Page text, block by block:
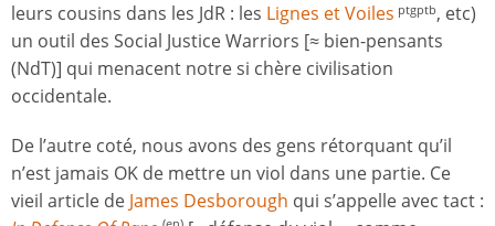
leurs cousins dans les JdR : les Lignes et Voiles ptgptb, etc)
un outil des Social Justice Warriors [≈ bien-pensants
(NdT)] qui menacent notre si chère civilisation
occidentale.
De l’autre coté, nous avons des gens rétorquant qu’il
n’est jamais OK de mettre un viol dans une partie. Ce
vieil article de James Desborough qui s’appelle avec tact :